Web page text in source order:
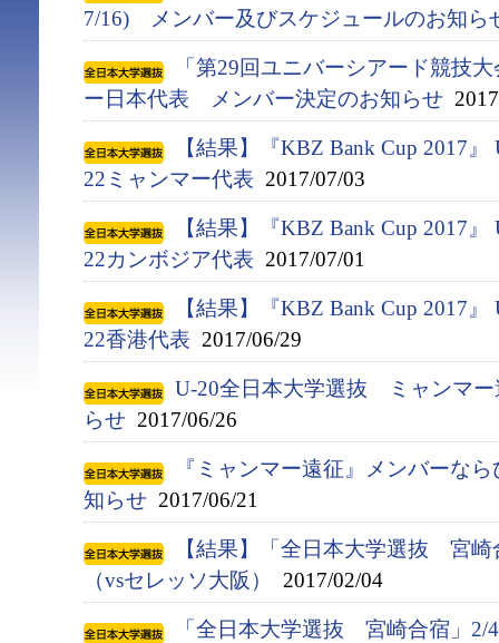
7/16) メンバー及びスケジュールのお知ら
「第29回ユニバーシアード競技
ー日本代表 メンバー決定のお知らせ
【結果】『KBZ Bank Cup 2017
22ミャンマー代表 2017/07/03
【結果】『KBZ Bank Cup 2017
22カンボジア代表 2017/07/01
【結果】『KBZ Bank Cup 2017
22香港代表 2017/06/29
U-20全日本大学選抜 ミャンマ
らせ 2017/06/26
『ミャンマー遠征』メンバーな
知らせ 2017/06/21
【結果】「全日本大学選抜 宮
（vsセレッソ大阪）
2017/02/04
「全日本大学選抜 宮崎合宿」